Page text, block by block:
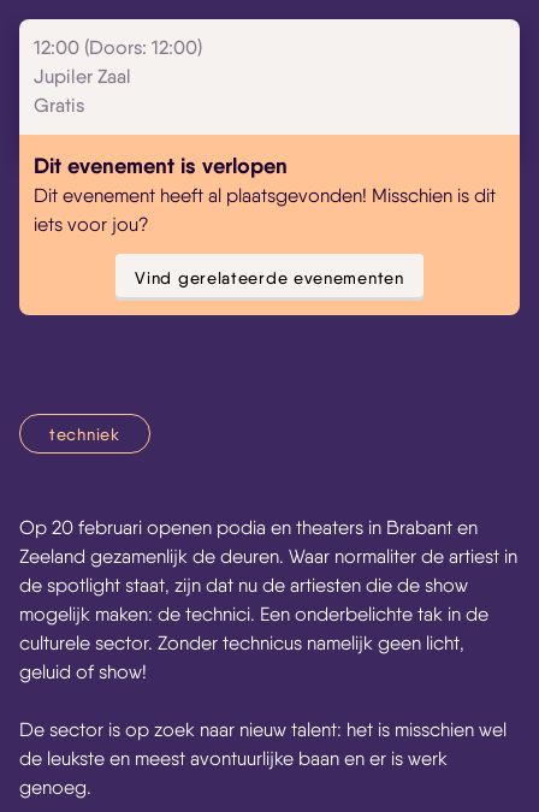
12:00 (Doors: 12:00)
Jupiler Zaal
Gratis
Dit evenement is verlopen
Dit evenement heeft al plaatsgevonden! Misschien is dit
iets voor jou?
Vind gerelateerde evenementen
techniek
Op 20 februari openen podia en theaters in Brabant en
Zeeland gezamenlijk de deuren. Waar normaliter de artiest in
de spotlight staat, zijn dat nu de artiesten die de show
mogelijk maken: de technici. Een onderbelichte tak in de
culturele sector. Zonder technicus namelijk geen licht,
geluid of show!
De sector is op zoek naar nieuw talent: het is misschien wel
de leukste en meest avontuurlijke baan en er is werk
genoeg.